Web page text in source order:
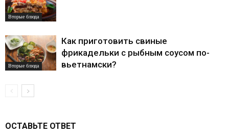
Вторые блюда
Вторые блюда
Как приготовить свиные
фрикадельки с рыбным соусом по-
вьетнамски?
ОСТАВЬТЕ ОТВЕТ